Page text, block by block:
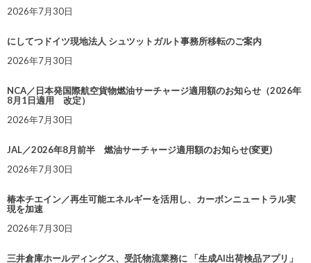
2026年7月30日
にしてつドイツ現地法人 シュツットガルト事務所移転のご案内
2026年7月30日
NCA／日本発国際航空貨物燃油サーチャージ適用額のお知らせ（2026年
8月1日適用 改定）
2026年7月30日
JAL／2026年8月前半 燃油サーチャージ適用額のお知らせ(変更)
2026年7月30日
椿本チエイン／再生可能エネルギーを活用し、カーボンニュートラル実
現を加速
2026年7月30日
三井倉庫ホールディングス、受託物流業務に 「生成AI出荷検品アプリ」